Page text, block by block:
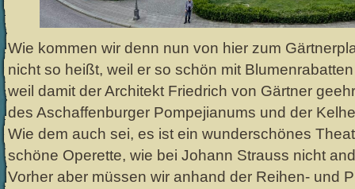
Wie kommen wir denn nun von hier zum
nicht so heißt, weil er so schön mit
weil damit der Architekt Friedrich von Gärtner
des Aschaffenburger Pompejianums und der
Wie dem auch sei, es ist ein wunderschönes
schöne Operette, wie bei Johann Strauss nicht
Vorher aber müssen wir anhand der Reihen- und